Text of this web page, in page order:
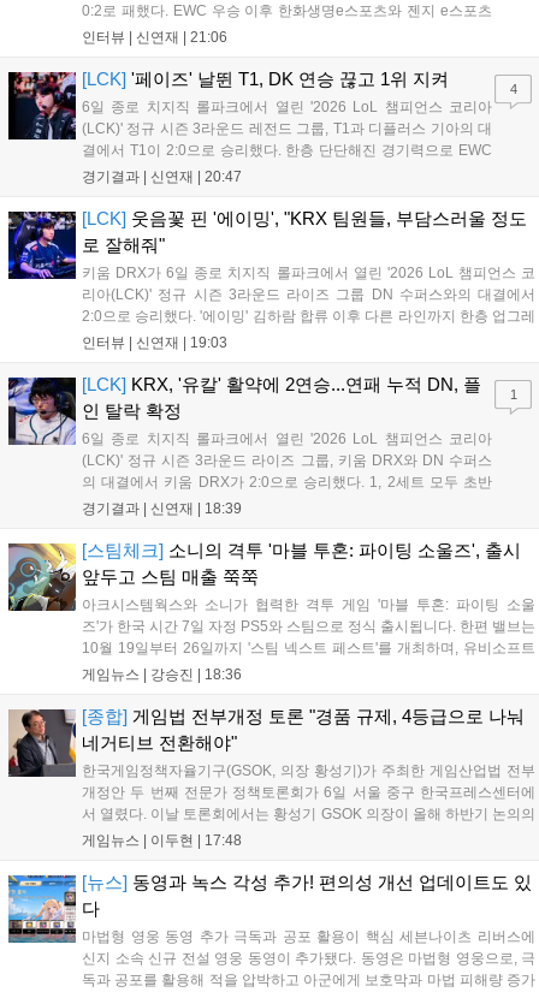
0:2로 패했다. EWC 우승 이후 한화생명e스포츠와 젠지 e스포츠
를 잡아내며 기세를 끌어올렸지만, 경기력이 제 궤도에 오른 T1은
"오늘 져서 너무 아쉽다"...
인터뷰 | 신연재 | 21:06
[LCK] '페이즈' 날뛴 T1, DK 연승 끊고 1위 지켜
6일 종로 치지직 롤파크에서 열린 '2026 LoL 챔피언스 코리아
(LCK)' 정규 시즌 3라운드 레전드 그룹, T1과 디플러스 기아의 대
결에서 T1이 2:0으로 승리했다. 한층 단단해진 경기력으로 EWC
우승을 기점으로 파죽지세의 연승을 이어가던 디플러스 기아를
T1은 첫 드래곤을 두드렸...
경기결과 | 신연재 | 20:47
4
[LCK] 웃음꽃 핀 '에이밍', "KRX 팀원들, 부담스러울 정도
로 잘해줘"
키움 DRX가 6일 종로 치지직 롤파크에서 열린 '2026 LoL 챔피언스 코
리아(LCK)' 정규 시즌 3라운드 라이즈 그룹 DN 수퍼스와의 대결에서
2:0으로 승리했다. '에이밍' 김하람 합류 이후 다른 라인까지 한층 업그레
이드 된 경기력을 보여주며 기분 좋은 2연승을 달렸다. 경기 종료 후 기
인터뷰 | 신연재 | 19:03
[LCK] KRX, '유칼' 활약에 2연승...연패 누적 DN, 플
인 탈락 확정
6일 종로 치지직 롤파크에서 열린 '2026 LoL 챔피언스 코리아
(LCK)' 정규 시즌 3라운드 라이즈 그룹, 키움 DRX와 DN 수퍼스
의 대결에서 키움 DRX가 2:0으로 승리했다. 1, 2세트 모두 초반
부터 앞서나갔고, 별다른 위기 없이 승리를 꿰찼다. DN 수퍼스는
의 출발이 매우 좋...
경기결과 | 신연재 | 18:39
1
[스팀체크] 소니의 격투 '마블 투혼: 파이팅 소울즈', 출시
앞두고 스팀 매출 쭉쭉
아크시스템웍스와 소니가 협력한 격투 게임 '마블 투혼: 파이팅 소울
즈'가 한국 시간 7일 자정 PS5와 스팀으로 정식 출시됩니다. 한편 밸브는
10월 19일부터 26일까지 '스팀 넥스트 페스트'를 개최하며, 유비소프트
의 '더 디비전 리서전스'가 스팀에 출시되었고, 농장 시뮬레이션 '돌록 타
각기 다른 장르에서 이용자들의 기대를 모으고 있습니다....
게임뉴스 | 강승진 | 18:36
[종합] 게임법 전부개정 토론 "경품 규제, 4등급으로 나눠
네거티브 전환해야"
한국게임정책자율기구(GSOK, 의장 황성기)가 주최한 게임산업법 전부
개정안 두 번째 전문가 정책토론회가 6일 서울 중구 한국프레스센터에
서 열렸다. 이날 토론회에서는 황성기 GSOK 의장이 올해 하반기 논의의
주요 쟁점과 성과를 짚은 데 이어, 박종현 한양대 법학전문대학원 교수
호사가 게임 등...
게임뉴스 | 이두현 | 17:48
[뉴스] 동영과 녹스 각성 추가! 편의성 개선 업데이트도 있
다
마법형 영웅 동영 추가 극독과 공포 활용이 핵심 세븐나이츠 리버스에
신지 소속 신규 전설 영웅 동영이 추가됐다. 동영은 마법형 영웅으로, 극
독과 공포를 활용해 적을 압박하고 아군에게 보호막과 마법 피해량 증가